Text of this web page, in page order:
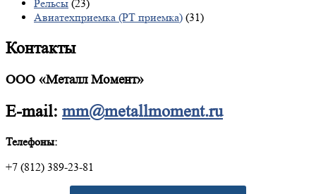
Рельсы (23)
Авиатехприемка (РТ приемка) (31)
Контакты
ООО «Металл Момент»
E-mail: mm@metallmoment.ru
Телефоны:
+7 (812) 389-23-81